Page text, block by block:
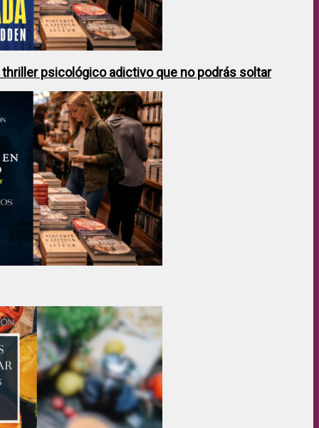
thriller psicológico adictivo que no podrás soltar